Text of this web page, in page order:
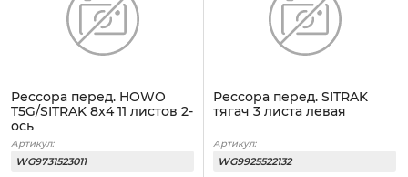
Рессора перед. HOWO
T5G/SITRAK 8x4 11 листов 2-
ось
Артикул:
WG9731523011
Рессора перед. SITRAK
тягач 3 листа левая
Артикул:
WG9925522132